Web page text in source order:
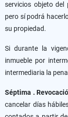
servicios objeto del
pero sí podrá
su propiedad.
Si durante la
inmueble por
intermediaria la
Séptima .
cancelar días